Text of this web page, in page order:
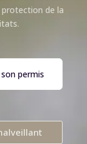
de la
permis